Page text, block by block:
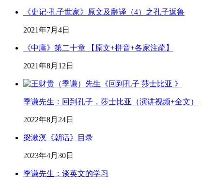
《史记·孔子世家》原文及翻译（4）之孔子返鲁
2021年7月4日
《中庸》第二十章 【原文+拼音+各家注疏】
2021年8月12日
季谦先生：回到孔子，莎士比亚（演讲视频+全文）
2022年8月24日
梁漱溟《朝话》目录
2023年4月30日
季谦先生：谈英文的学习